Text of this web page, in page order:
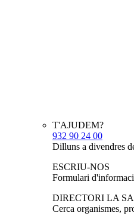
T'AJUDEM?
932 90 24 00
Dilluns a divendres
ESCRIU-NOS
Formulari
DIRECTORI LA
Cerca organismes,